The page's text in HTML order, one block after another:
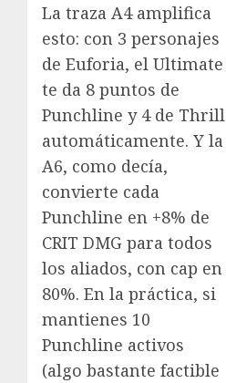
La traza A4 amplifica
esto: con 3 personajes
de Euforia, el Ultimate
te da 8 puntos de
Punchline y 4 de Thrill
automáticamente. Y la
A6, como decía,
convierte cada
Punchline en +8% de
CRIT DMG para todos
los aliados, con cap en
80%. En la práctica, si
mantienes 10
Punchline activos
(algo bastante factible